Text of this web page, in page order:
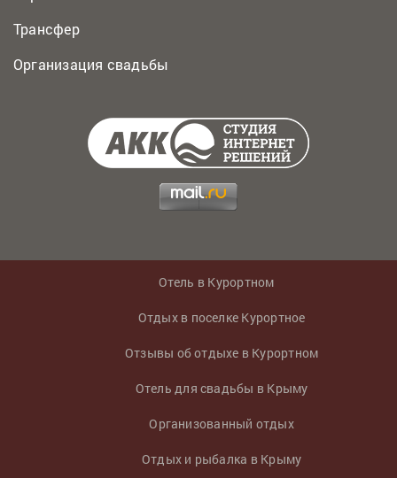
Трансфер
Организация свадьбы
Отель в Курортном
Отдых в поселке Курортное
Отзывы об отдыхе в Курортном
Отель для свадьбы в Крыму
Организованный отдых
Отдых и рыбалка в Крыму